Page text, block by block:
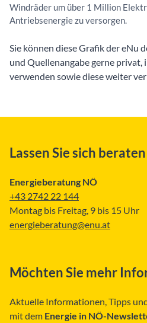
Windräder um über 1 Million
Antriebsenergie zu versorgen.
Sie können diese Grafik der eNu
und Quellenangabe gerne privat,
verwenden sowie diese weiter
Lassen Sie sich
Energieberatung NÖ
+43 2742 22 144
Montag bis Freitag, 9 bis 15 Uhr
energieberatung@enu.at
Möchten Sie mehr
Aktuelle Informationen, Tipps
mit dem Energie in NÖ-